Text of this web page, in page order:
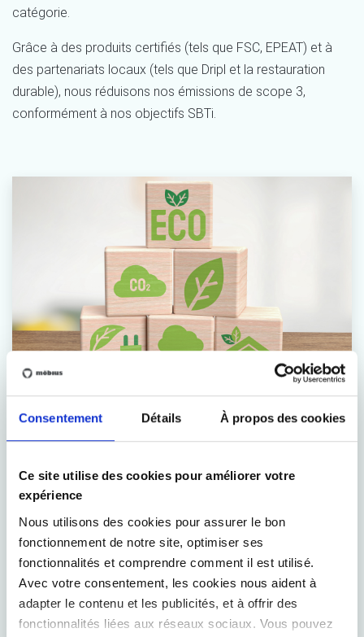
Consentement Détails À propos des cookies
Ce site utilise des cookies pour améliorer votre
expérience
Nous utilisons des cookies pour assurer le bon
fonctionnement de notre site, optimiser ses
fonctionnalités et comprendre comment il est utilisé.
Avec votre consentement, les cookies nous aident à
adapter le contenu et les publicités, et à offrir des
fonctionnalités liées aux réseaux sociaux. Vous pouvez
catégorie.
Grâce à des produits certifiés (tels que FSC, EPEAT) et à
des partenariats locaux (tels que Dripl et la restauration
durable), nous réduisons nos émissions de scope 3,
conformément à nos objectifs SBTi.
Environnement
Changement climatique et consommation
consumption)
Achats durables (Sustainable procurement)
Services durables et de qualité (Sustainable &
qualitative services)